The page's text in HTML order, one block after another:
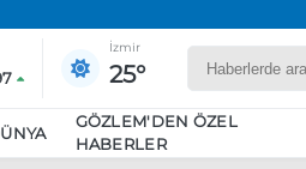
İzmir
25°
GÖZLEM'DEN ÖZEL
HABERLER